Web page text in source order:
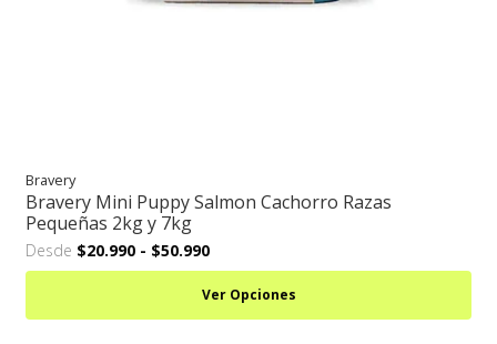
Bravery
Bravery Mini Puppy Salmon Cachorro Razas
Pequeñas 2kg y 7kg
Desde $20.990 - $50.990
Ver Opciones